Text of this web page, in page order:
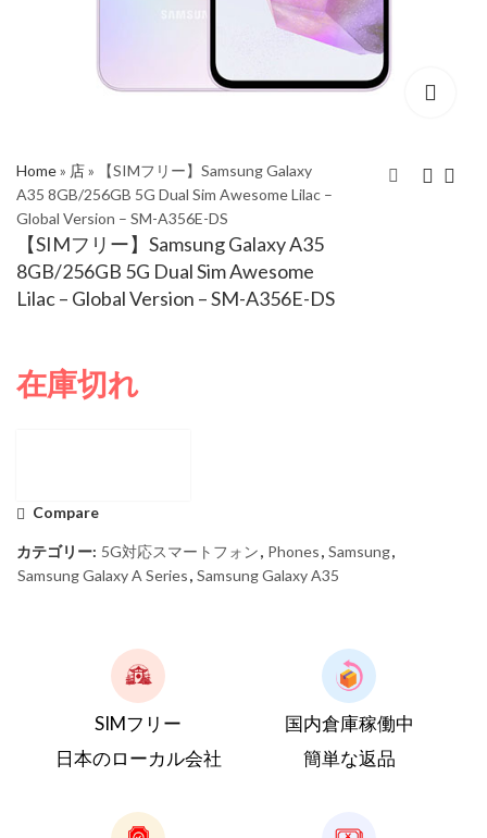
Home» 店»
【SIMフリー】Samsung Galaxy
A35 8GB/256GB 5G Dual Sim Awesome Lilac –
Global Version – SM-A356E-DS
【SIMフリー】Samsung Galaxy A35
8GB/256GB 5G Dual Sim Awesome
Lilac – Global Version – SM-A356E-DS
【SIMフリー】
8GB/256GB 5G Dual
Sim Awesome Navy –
【SIMフリー】
8GB/256GB 5G Dual
Sim Awesome Iceblue
在庫切れ
Compare
カテゴリー: 5G対応スマートフォン, Phones, Samsung,
Samsung Galaxy A Series, Samsung Galaxy A35
SIMフリー
日本のローカル会社
国内倉庫稼働中
簡単な返品